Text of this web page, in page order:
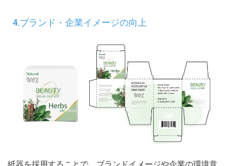
4.ブランド・企業イメージの向上